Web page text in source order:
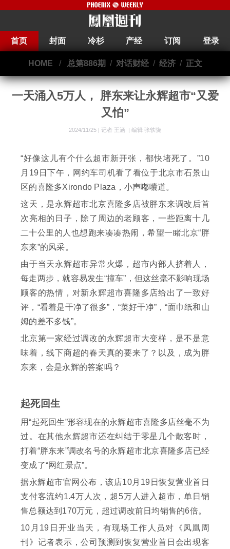
首页 封面 冷杉 产经 订阅 登录
HOME / 总第886期 / 对话财经/ 经济/ 正文
一天涌入5万人， 胖东来让永辉超市“又爱
又怕”
2024/11/25 | 记者 王涵 编辑 张轶骁
“好像这儿有个什么超市新开张，都快堵死了。”10
月19日下午，网约车司机看了看位于北京市石景山
区的喜隆多Xirondo Plaza，小声嘟囔道。
这天，是永辉超市北京喜隆多店被胖东来调改后首
次亮相的日子，除了周边的老顾客，一些距离十几
二十公里的人也想跑来凑凑热闹，希望一睹北京“胖
东来”的风采。
由于当天永辉超市异常火爆，超市内部人挤着人，
每走两步，就容易发生“撞车”，但这丝毫不影响现场
顾客的热情，对新永辉超市喜隆多店给出了一致好
评，“看着是干净了很多”，“菜好干净”，“面巾纸和山
姆的差不多钱”。
北京第一家经过调改的永辉超市大变样，是不是意
味着，线下商超的春天真的要来了？以及，成为胖
东来，会是永辉的答案吗？
起死回生
用“起死回生”形容现在的永辉超市喜隆多店丝毫不为
过。在其他永辉超市还在纠结于零星几个散客时，
打着“胖东来”调改名号的永辉超市北京喜隆多店已经
变成了“网红景点”。
据永辉超市官网公布，该店10月19日恢复营业首日
支付客流约1.4万人次，超5万人进入超市，单日销
售总额达到170万元，超过调改前日均销售的6倍。
10月19日开业当天，有现场工作人员对《凤凰周
刊》记者表示，公司预测到恢复营业首日会出现客